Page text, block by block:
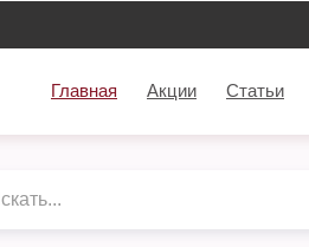
Главная Акции Статьи